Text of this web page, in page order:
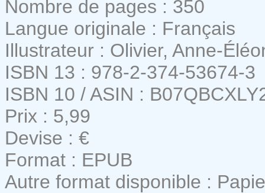
Nombre de pages : 350
Langue originale : Français
Illustrateur : Olivier, Anne-
ISBN 13 : 978-2-374-53674-3
ISBN 10 / ASIN :
Prix : 5,99
Devise : €
Format : EPUB
Autre format disponible :